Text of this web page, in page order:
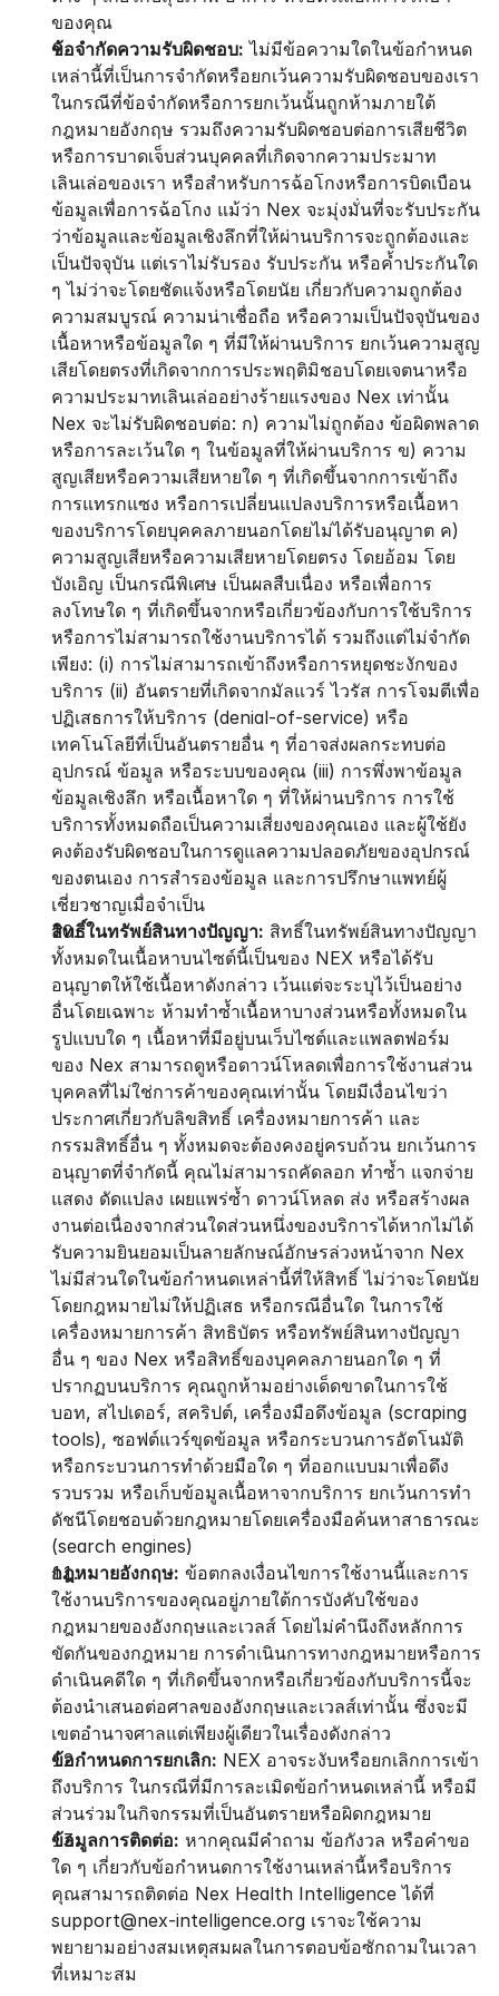
ของคุณ
ข้อจำกัดความรับผิดชอบ: ไม่มีข้อความใดในข้อกำหนด
เหล่านี้ที่เป็นการจำกัดหรือยกเว้นความรับผิดชอบของเรา
ในกรณีที่ข้อจำกัดหรือการยกเว้นนั้นถูกห้ามภายใต้
กฎหมายอังกฤษ รวมถึงความรับผิดชอบต่อการเสียชีวิต
หรือการบาดเจ็บส่วนบุคคลที่เกิดจากความประมาท
เลินเล่อของเรา หรือสำหรับการฉ้อโกงหรือการบิดเบือน
ข้อมูลเพื่อการฉ้อโกง แม้ว่า Nex จะมุ่งมั่นที่จะรับประกัน
ว่าข้อมูลและข้อมูลเชิงลึกที่ให้ผ่านบริการจะถูกต้องและ
เป็นปัจจุบัน แต่เราไม่รับรอง รับประกัน หรือค้ำประกันใด
ๆ ไม่ว่าจะโดยชัดแจ้งหรือโดยนัย เกี่ยวกับความถูกต้อง
ความสมบูรณ์ ความน่าเชื่อถือ หรือความเป็นปัจจุบันของ
เนื้อหาหรือข้อมูลใด ๆ ที่มีให้ผ่านบริการ ยกเว้นความสูญ
เสียโดยตรงที่เกิดจากการประพฤติมิชอบโดยเจตนาหรือ
ความประมาทเลินเล่ออย่างร้ายแรงของ Nex เท่านั้น
Nex จะไม่รับผิดชอบต่อ: ก) ความไม่ถูกต้อง ข้อผิดพลาด
หรือการละเว้นใด ๆ ในข้อมูลที่ให้ผ่านบริการ ข) ความ
สูญเสียหรือความเสียหายใด ๆ ที่เกิดขึ้นจากการเข้าถึง
การแทรกแซง หรือการเปลี่ยนแปลงบริการหรือเนื้อหา
ของบริการโดยบุคคลภายนอกโดยไม่ได้รับอนุญาต ค)
ความสูญเสียหรือความเสียหายโดยตรง โดยอ้อม โดย
บังเอิญ เป็นกรณีพิเศษ เป็นผลสืบเนื่อง หรือเพื่อการ
ลงโทษใด ๆ ที่เกิดขึ้นจากหรือเกี่ยวข้องกับการใช้บริการ
หรือการไม่สามารถใช้งานบริการได้ รวมถึงแต่ไม่จำกัด
เพียง: (i) การไม่สามารถเข้าถึงหรือการหยุดชะงักของ
บริการ (ii) อันตรายที่เกิดจากมัลแวร์ ไวรัส การโจมตีเพื่อ
ปฏิเสธการให้บริการ (denial-of-service) หรือ
เทคโนโลยีที่เป็นอันตรายอื่น ๆ ที่อาจส่งผลกระทบต่อ
อุปกรณ์ ข้อมูล หรือระบบของคุณ (iii) การพึ่งพาข้อมูล
ข้อมูลเชิงลึก หรือเนื้อหาใด ๆ ที่ให้ผ่านบริการ การใช้
บริการทั้งหมดถือเป็นความเสี่ยงของคุณเอง และผู้ใช้ยัง
คงต้องรับผิดชอบในการดูแลความปลอดภัยของอุปกรณ์
ของตนเอง การสำรองข้อมูล และการปรึกษาแพทย์ผู้
เชี่ยวชาญเมื่อจำเป็น
สิทธิ์ในทรัพย์สินทางปัญญา: สิทธิ์ในทรัพย์สินทางปัญญา
ทั้งหมดในเนื้อหาบนไซต์นี้เป็นของ NEX หรือได้รับ
อนุญาตให้ใช้เนื้อหาดังกล่าว เว้นแต่จะระบุไว้เป็นอย่าง
อื่นโดยเฉพาะ ห้ามทำซ้ำเนื้อหาบางส่วนหรือทั้งหมดใน
รูปแบบใด ๆ เนื้อหาที่มีอยู่บนเว็บไซต์และแพลตฟอร์ม
ของ Nex สามารถดูหรือดาวน์โหลดเพื่อการใช้งานส่วน
บุคคลที่ไม่ใช่การค้าของคุณเท่านั้น โดยมีเงื่อนไขว่า
ประกาศเกี่ยวกับลิขสิทธิ์ เครื่องหมายการค้า และ
กรรมสิทธิ์อื่น ๆ ทั้งหมดจะต้องคงอยู่ครบถ้วน ยกเว้นการ
อนุญาตที่จำกัดนี้ คุณไม่สามารถคัดลอก ทำซ้ำ แจกจ่าย
แสดง ดัดแปลง เผยแพร่ซ้ำ ดาวน์โหลด ส่ง หรือสร้างผล
งานต่อเนื่องจากส่วนใดส่วนหนึ่งของบริการได้หากไม่ได้
รับความยินยอมเป็นลายลักษณ์อักษรล่วงหน้าจาก Nex
ไม่มีส่วนใดในข้อกำหนดเหล่านี้ที่ให้สิทธิ์ ไม่ว่าจะโดยนัย
โดยกฎหมายไม่ให้ปฏิเสธ หรือกรณีอื่นใด ในการใช้
เครื่องหมายการค้า สิทธิบัตร หรือทรัพย์สินทางปัญญา
อื่น ๆ ของ Nex หรือสิทธิ์ของบุคคลภายนอกใด ๆ ที่
ปรากฏบนบริการ คุณถูกห้ามอย่างเด็ดขาดในการใช้
บอท, สไปเดอร์, สคริปต์, เครื่องมือดึงข้อมูล (scraping
tools), ซอฟต์แวร์ขุดข้อมูล หรือกระบวนการอัตโนมัติ
หรือกระบวนการทำด้วยมือใด ๆ ที่ออกแบบมาเพื่อดึง
รวบรวม หรือเก็บข้อมูลเนื้อหาจากบริการ ยกเว้นการทำ
ดัชนีโดยชอบด้วยกฎหมายโดยเครื่องมือค้นหาสาธารณะ
(search engines)
กฎหมายอังกฤษ: ข้อตกลงเงื่อนไขการใช้งานนี้และการ
ใช้งานบริการของคุณอยู่ภายใต้การบังคับใช้ของ
กฎหมายของอังกฤษและเวลส์ โดยไม่คำนึงถึงหลักการ
ขัดกันของกฎหมาย การดำเนินการทางกฎหมายหรือการ
ดำเนินคดีใด ๆ ที่เกิดขึ้นจากหรือเกี่ยวข้องกับบริการนี้จะ
ต้องนำเสนอต่อศาลของอังกฤษและเวลส์เท่านั้น ซึ่งจะมี
เขตอำนาจศาลแต่เพียงผู้เดียวในเรื่องดังกล่าว
ข้อกำหนดการยกเลิก: NEX อาจระงับหรือยกเลิกการเข้า
ถึงบริการ ในกรณีที่มีการละเมิดข้อกำหนดเหล่านี้ หรือมี
ส่วนร่วมในกิจกรรมที่เป็นอันตรายหรือผิดกฎหมาย
ข้อมูลการติดต่อ: หากคุณมีคำถาม ข้อกังวล หรือคำขอ
ใด ๆ เกี่ยวกับข้อกำหนดการใช้งานเหล่านี้หรือบริการ
คุณสามารถติดต่อ Nex Health Intelligence ได้ที่
support@nex-intelligence.org เราจะใช้ความ
พยายามอย่างสมเหตุสมผลในการตอบข้อซักถามในเวลา
ที่เหมาะสม